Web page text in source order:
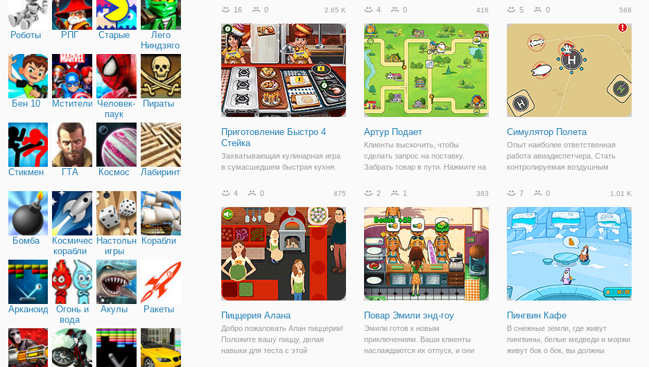
Роботы РПГ Старые
Лего
Ниндзяго
Бен 10 Мстители Человек-
паук
Пираты
Стикмен ГТА Космос Лабиринты
Бомба
Космические
корабли
Настольные
игры
Корабли
Арканоид
Огонь и
вода
Акулы Ракеты
открыть свой "Небольшой
представляет собой небольшую
аркаду, с мультяшной графикой и
простой механикой. Вы поможете
чтобы продать свой урожай.
приглашаем вас управлять
состоит из удивительных номеров,
атрибутов и сумасшедших
16 0 2.65 K
Приготовление Быстро 4
Стейка
Захватывающая кулинарная игра
в сумасшедшем быстрая кухня.
стать лучшим шеф-повар
мире. Готовить и обслуживать,
чтобы сделать ваших клиентов
счастливыми!
4 0 416
Артур Подает
Клиенты выскочить, чтобы
сделать запрос на поставку.
Забрать товар в пути. Нажмите на
вовремя доставить товары.
5 0 569
Симулятор Полета
Опыт наиболее ответственная
работа авиадиспетчера. Стать
контролируемая воздушным
самолетов в районы их посадки
завершить уровней, чтобы
получить высокий балл.
Различные
4 0 475
Пиццерия Алана
Добро пожаловать Алан пиццерии!
Положите вашу пиццу, делая
навыки для теста с этой
2 1 383
Повар Эмили энд-гоу
Эмили готов к новым
приключениям. Ваши клиенты
наслаждаются их отпуск, и они
7 0 1.01 K
Пингвин Кафе
В снежные земли, где живут
пингвины, белые медведи и моржи
живут бок о бок, вы должны